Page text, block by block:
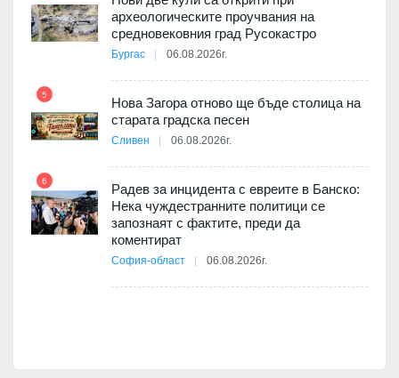
археологическите проучвания на
средновековния град Русокастро
Бургас 06.08.2026г.
5
Нова Загора отново ще бъде столица на
старата градска песен
Сливен 06.08.2026г.
6
Радев за инцидента с евреите в Банско:
Нека чуждестранните политици се
запознаят с фактите, преди да
коментират
София-област 06.08.2026г.